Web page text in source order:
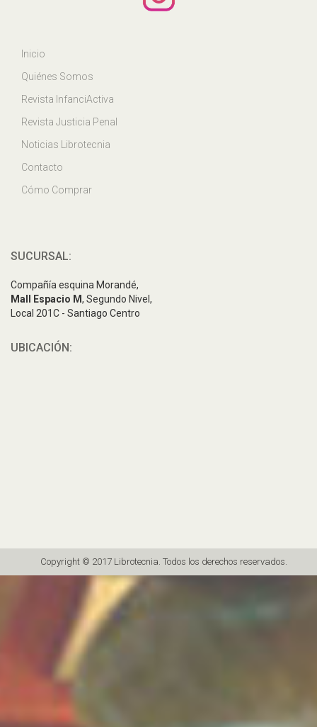
Inicio
Quiénes Somos
Revista InfanciActiva
Revista Justicia Penal
Noticias Librotecnia
Contacto
Cómo Comprar
SUCURSAL:
Compañía esquina Morandé,
Mall Espacio M, Segundo Nivel,
Local 201C - Santiago Centro
UBICACIÓN:
Copyright © 2017 Librotecnia. Todos los derechos reservados.